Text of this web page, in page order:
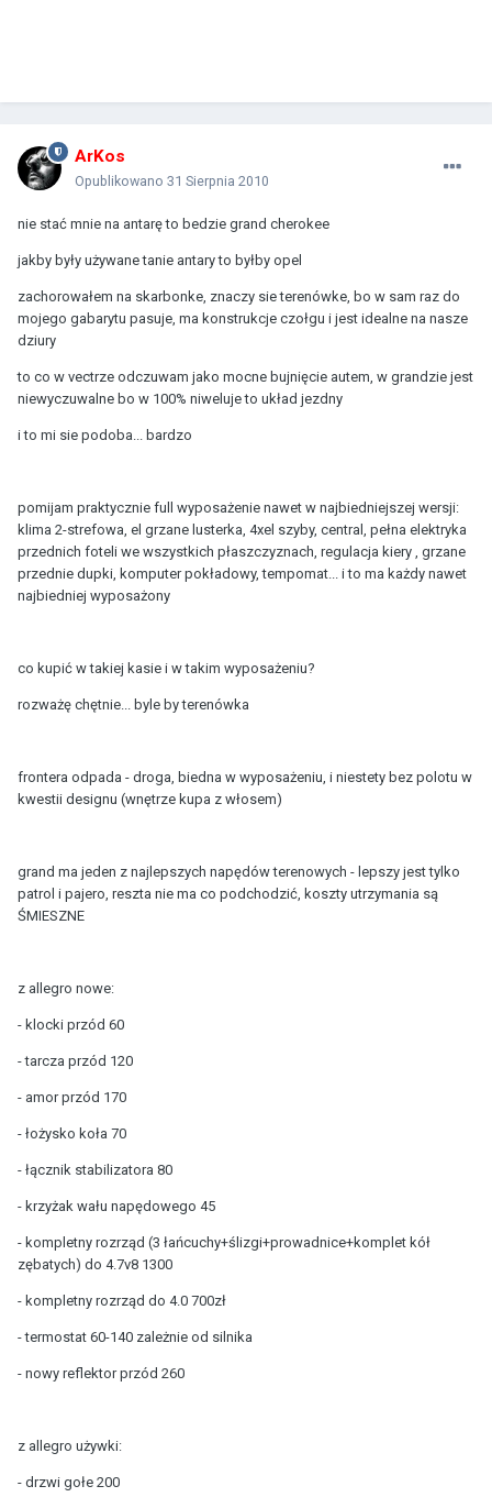
ArKos
Opublikowano 31 Sierpnia 2010
nie stać mnie na antarę to bedzie grand cherokee
jakby były używane tanie antary to byłby opel
zachorowałem na skarbonke, znaczy sie terenówke, bo w sam raz do
mojego gabarytu pasuje, ma konstrukcje czołgu i jest idealne na nasze
dziury
to co w vectrze odczuwam jako mocne bujnięcie autem, w grandzie jest
niewyczuwalne bo w 100% niweluje to układ jezdny
i to mi sie podoba... bardzo
pomijam praktycznie full wyposażenie nawet w najbiedniejszej wersji:
klima 2-strefowa, el grzane lusterka, 4xel szyby, central, pełna elektryka
przednich foteli we wszystkich płaszczyznach, regulacja kiery , grzane
przednie dupki, komputer pokładowy, tempomat... i to ma każdy nawet
najbiedniej wyposażony
co kupić w takiej kasie i w takim wyposażeniu?
rozważę chętnie... byle by terenówka
frontera odpada - droga, biedna w wyposażeniu, i niestety bez polotu w
kwestii designu (wnętrze kupa z włosem)
grand ma jeden z najlepszych napędów terenowych - lepszy jest tylko
patrol i pajero, reszta nie ma co podchodzić, koszty utrzymania są
ŚMIESZNE
z allegro nowe:
- klocki przód 60
- tarcza przód 120
- amor przód 170
- łożysko koła 70
- łącznik stabilizatora 80
- krzyżak wału napędowego 45
- kompletny rozrząd (3 łańcuchy+ślizgi+prowadnice+komplet kół
zębatych) do 4.7v8 1300
- kompletny rozrząd do 4.0 700zł
- termostat 60-140 zależnie od silnika
- nowy reflektor przód 260
z allegro używki:
- drzwi gołe 200